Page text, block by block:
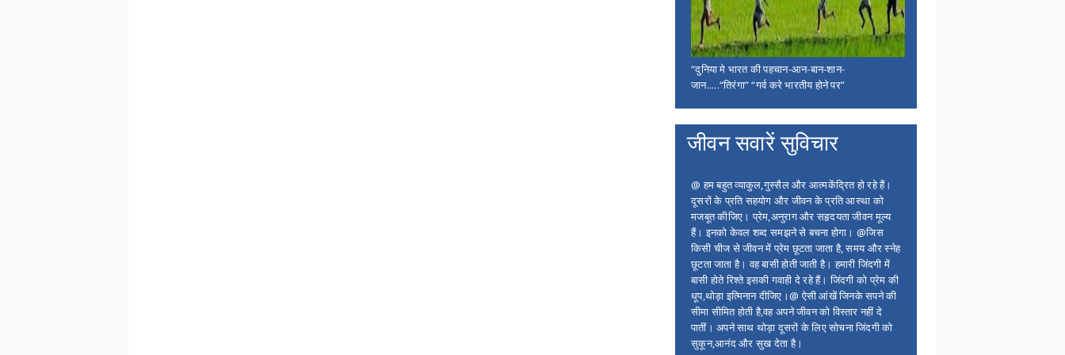
“दुनिया मे भारत की पहचान-आन-बान-शान-
जान.....“तिरंगा” “गर्व करे भारतीय होने पर”
जीवन सवारें सुविचार
@ हम बहुत व्याकुल,गुस्सैल और आत्मकेंद्रित हो रहे हैं।
दूसरों के प्रति सहयोग और जीवन के प्रति आस्था को
मजबूत कीजिए। प्रेम,अनुराग और सहृदयता जीवन मूल्य
हैं। इनको केवल शब्द समझने से बचना होगा। @जिस
किसी चीज से जीवन में प्रेम छूटता जाता है, समय और स्नेह
छूटता जाता है। वह बासी होती जाती है। हमारी जिंदगी में
बासी होते रिश्ते इसकी गवाही दे रहे हैं। जिंदगी को प्रेम की
धूप,थोड़ा इत्मिनान दीजिए।@ ऐसी आंखें जिनके सपने की
सीमा सीमित होती है,वह अपने जीवन को विस्तार नहीं दे
पातीं। अपने साथ थोड़ा दूसरों के लिए सोचना जिंदगी को
सुकून,आनंद और सुख देता है।